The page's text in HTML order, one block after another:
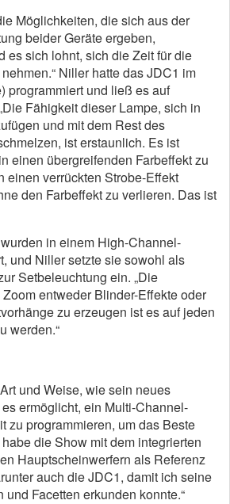
Möglichkeiten, die sich aus der
beider Geräte ergeben,
es sich lohnt, sich die Zeit für die
Niller hatte das JDC1 im
programmiert und ließ es auf
Fähigkeit dieser Lampe, sich in
und mit dem Rest des
ist erstaunlich. Es ist
einen übergreifenden Farbeffekt zu
einen verrückten Strobe-Effekt
den Farbeffekt zu verlieren. Das ist
in einem High-Channel-
und Niller setzte sie sowohl als
Setbeleuchtung ein. „Die
entweder Blinder-Effekte oder
zu erzeugen ist es auf jeden
werden.“
und Weise, wie sein neues
ermöglicht, ein Multi-Channel-
zu programmieren, um das Beste
die Show mit dem integrierten
Hauptscheinwerfern als Referenz
auch die JDC1, damit ich seine
Facetten erkunden konnte.“